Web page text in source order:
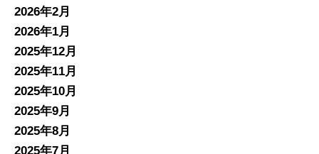
2026年2月
2026年1月
2025年12月
2025年11月
2025年10月
2025年9月
2025年8月
2025年7月